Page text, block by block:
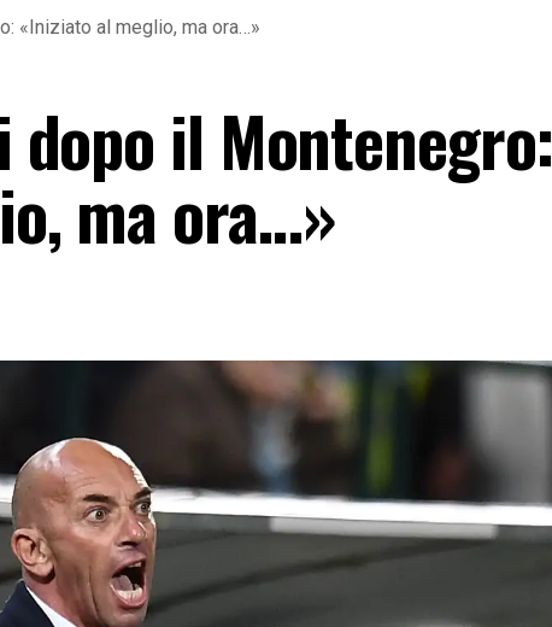
«Iniziato al meglio, ma ora…»
il Montenegro:
ma ora…»